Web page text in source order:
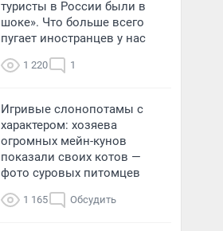
туристы в России были в
шоке». Что больше всего
пугает иностранцев у нас
1 220 1
Игривые слонопотамы с
характером: хозяева
огромных мейн-кунов
показали своих котов —
фото суровых питомцев
1 165 Обсудить